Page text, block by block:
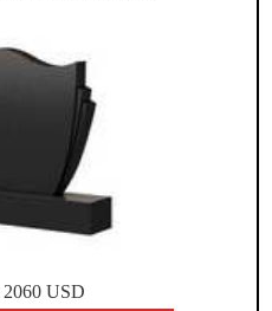
2060USD